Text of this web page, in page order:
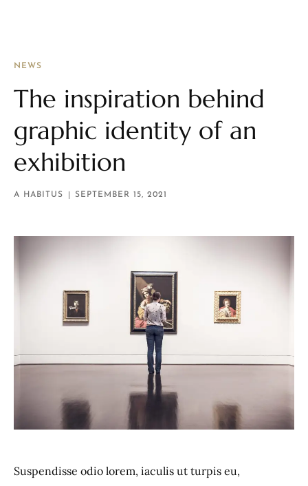
NEWS
The inspiration behind
graphic identity of an
exhibition
A HABITUS SEPTEMBER 15, 2021
Suspendisse odio lorem, iaculis ut turpis eu,